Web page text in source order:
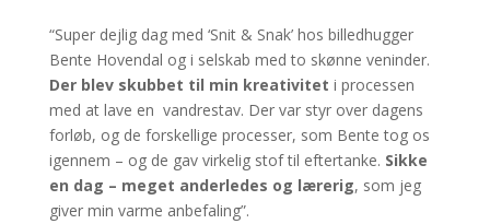
“Super dejlig dag med ‘Snit & Snak’ hos billedhugger
Bente Hovendal og i selskab med to skønne veninder.
Der blev skubbet til min kreativitet i processen
med at lave en vandrestav. Der var styr over dagens
forløb, og de forskellige processer, som Bente tog os
igennem – og de gav virkelig stof til eftertanke. Sikke
en dag – meget anderledes og lærerig, som jeg
giver min varme anbefaling”.